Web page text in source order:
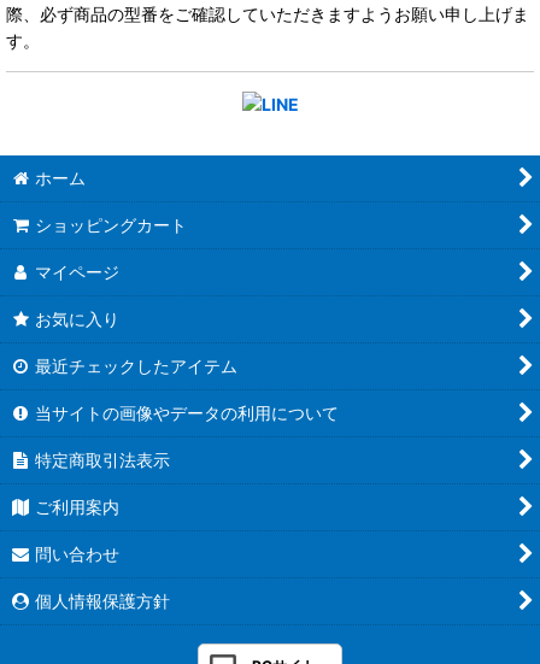
際、必ず商品の型番をご確認していただきますようお願い申し上げま
す。
ホーム
ショッピングカート
マイページ
お気に入り
最近チェックしたアイテム
当サイトの画像やデータの利用について
特定商取引法表示
ご利用案内
問い合わせ
個人情報保護方針